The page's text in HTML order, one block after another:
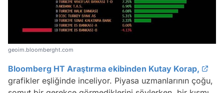
geoim.bloomberght.com
Bloomberg HT Araştırma ekibinden Kutay Korap,
grafikler eşliğinde inceliyor. Piyasa uzmanlarının çoğu,